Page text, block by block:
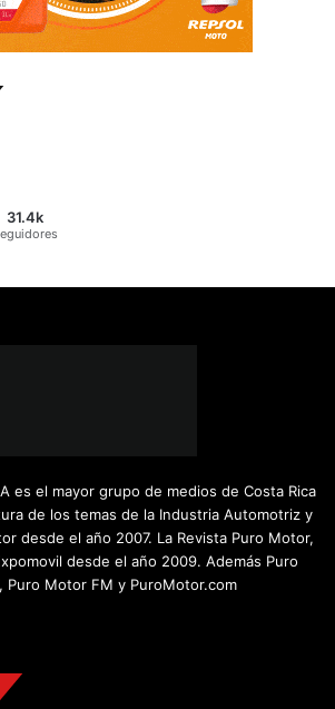
31.4k
es el mayor grupo de medios de Costa Rica
de los temas de la Industria Automotriz y
desde el año 2007. La Revista Puro Motor,
desde el año 2009. Además Puro
Puro Motor FM y PuroMotor.com